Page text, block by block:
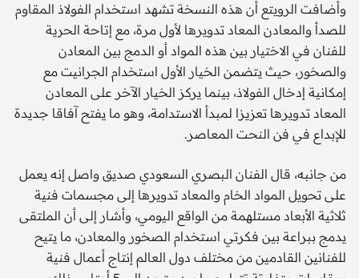
وأضافت الرويتع أن هذه النسخة تشهد استخدام الفولاذ المقاوم
للصدأ والمعادن المعاد تدويرها لأول مرة، مع إتاحة الحرية
للفنان في الاختيار بين هذه المواد أو الدمج بين المعادن
والصخور، حيث يتضمن الخيار الأول استخدام الجرانيت مع
إمكانية إدخال الفولاذ، بينما يركز الخيار الآخر على المعادن
المعاد تدويرها تعزيزا لمبدأ الاستدامة، وهو ما يفتح آفاقا جديدة
للإبداع في فن النحت المعاصر.
من جانبه، قال الفنان البصري السعودي صديق واصل إنه يعمل
على تحويل المواد الخام والمعاد تدويرها إلى مجسمات فنية
ثلاثية الأبعاد مستلهمة من الواقع اليومي، وأشار إلى أن الملتقى
يدمج ببراعة بين فكرتي استخدام الصخور والمعادن، ما يتيح
للفنانين القادمين من مختلف دول العالم إنتاج أعمال فنية